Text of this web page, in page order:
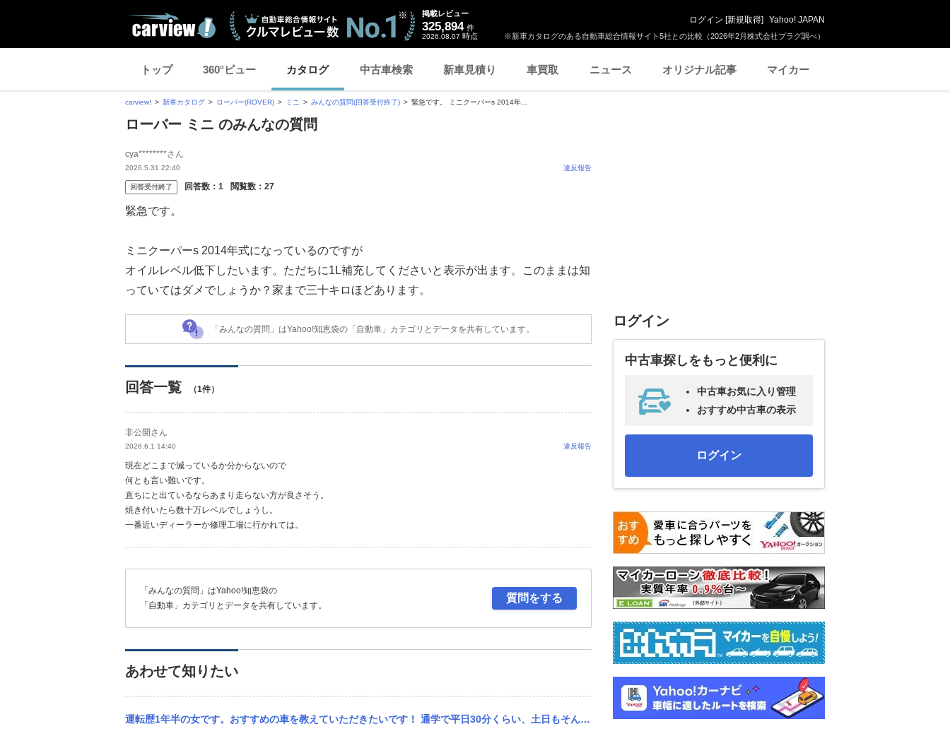
※新車カタログのある自動車総合情報サイト5社との比較（2026年2月株式会社プラグ調べ）
掲載レビュー
325,894 件
2026.08.07 時点
ログイン [新規取得] Yahoo! JAPAN
トップ 360°ビュー カタログ 中古車検索 新車見積り 車買取 ニュース オリジナル記事 マイカー
carview! 新車カタログ ローバー(ROVER) ミニ みんなの質問(回答受付終了) 緊急です。 ミニクーパーs 2014年...
ローバー ミニ のみんなの質問
cya********さん
2026.5.31 22:40 違反報告
回答受付終了 回答数： 1 閲覧数： 27
緊急です。
ミニクーパーs 2014年式になっているのですが
オイルレベル低下したいます。ただちに1L補充してくださいと表示が出ます。このままは知
っていてはダメでしょうか？家まで三十キロほどあります。
「みんなの質問」はYahoo!知恵袋の「自動車」カテゴリとデータを共有しています。
回答一覧 （1件）
非公開さん
2026.6.1 14:40 違反報告
現在どこまで減っているか分からないので
何とも言い難いです。
直ちにと出ているならあまり走らない方が良さそう。
焼き付いたら数十万レベルでしょうし。
一番近いディーラーか修理工場に行かれては。
「みんなの質問」はYahoo!知恵袋の
「自動車」カテゴリとデータを共有しています。
質問をする
あわせて知りたい
運転歴1年半の女です。おすすめの車を教えていただきたいです！ 通学で平日30分くらい、土日もそんなに遠出はしません。今は家の車を運転していて、SUVのGLA？GRAの大きさなら運転できています。 考え
ログイン
中古車探しをもっと便利に
中古車お気に入り管理
おすすめ中古車の表示
ログイン